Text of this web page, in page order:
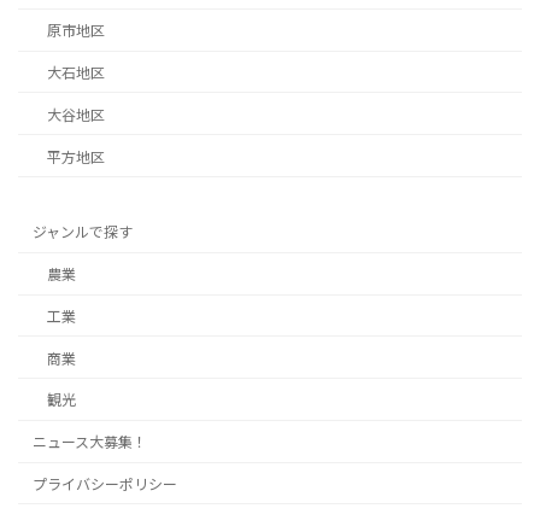
原市地区
大石地区
大谷地区
平方地区
ジャンルで探す
農業
工業
商業
観光
ニュース大募集！
プライバシーポリシー